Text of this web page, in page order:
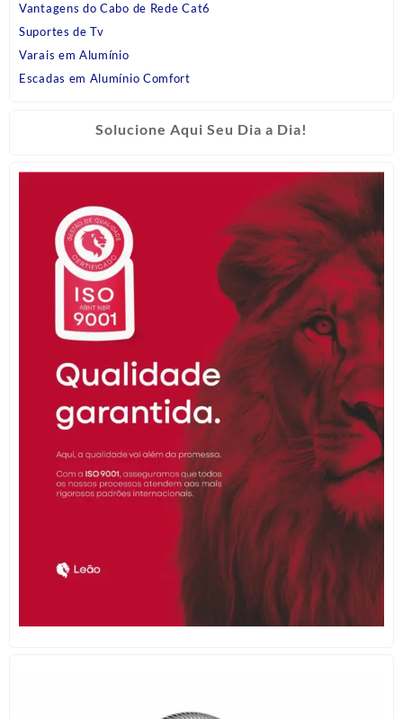
Vantagens do Cabo de Rede Cat6
Suportes de Tv
Varais em Alumínio
Escadas em Alumínio Comfort
Solucione Aqui Seu Dia a Dia!